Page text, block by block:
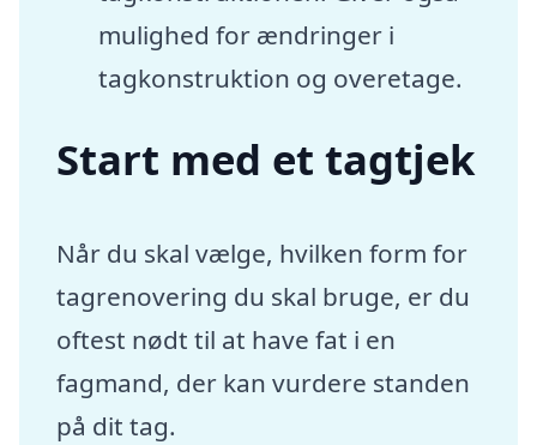
mulighed for ændringer i
tagkonstruktion og overetage.
Start med et tagtjek
Når du skal vælge, hvilken form for
tagrenovering du skal bruge, er du
oftest nødt til at have fat i en
fagmand, der kan vurdere standen
på dit tag.